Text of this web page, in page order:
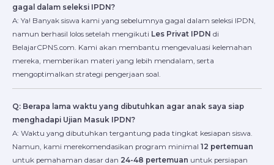
gagal dalam seleksi IPDN?
A: Ya! Banyak siswa kami yang sebelumnya gagal dalam seleksi IPDN,
namun berhasil lolos setelah mengikuti Les Privat IPDN di
BelajarCPNS.com. Kami akan membantu mengevaluasi kelemahan
mereka, memberikan materi yang lebih mendalam, serta
mengoptimalkan strategi pengerjaan soal.
Q: Berapa lama waktu yang dibutuhkan agar anak saya siap
menghadapi Ujian Masuk IPDN?
A: Waktu yang dibutuhkan tergantung pada tingkat kesiapan siswa.
Namun, kami merekomendasikan program minimal 12 pertemuan
untuk pemahaman dasar dan 24-48 pertemuan untuk persiapan